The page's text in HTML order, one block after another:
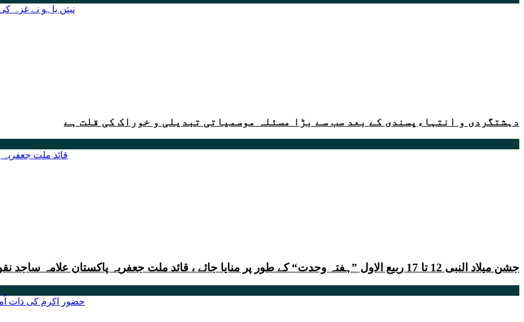
دہشتگردی و انتہاءپسندی کے بعد سب سے بڑا مسئلہ موسمیاتی تبدیلی و خوراک کی قلت ہے
جشن میلاد النبی 12 تا 17 ربیع الاول ”ہفتہ وحدت“ کے طور پر منایا جائے ، قائد ملت جعفریہ پاکستان علامہ ساجد نقوی